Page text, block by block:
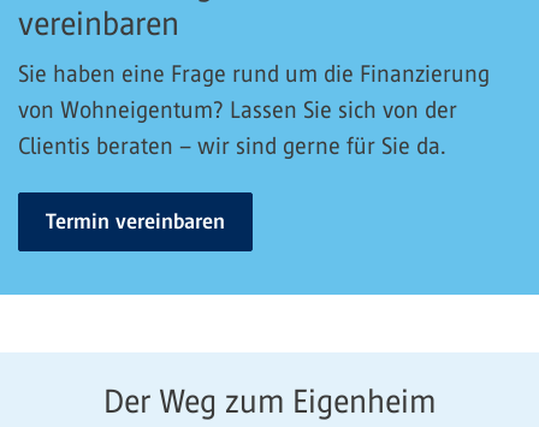
vereinbaren
Sie haben eine Frage rund um die Finanzierung
von Wohneigentum? Lassen Sie sich von der
Clientis beraten – wir sind gerne für Sie da.
Termin vereinbaren
Der Weg zum Eigenheim